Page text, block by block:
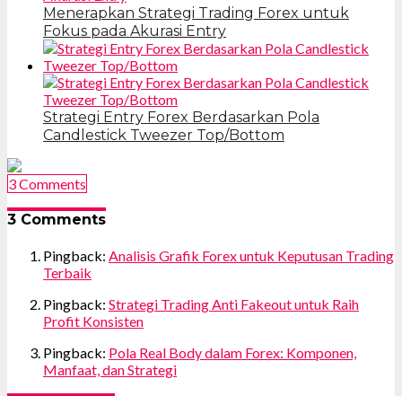
Menerapkan Strategi Trading Forex untuk
Fokus pada Akurasi Entry
Strategi Entry Forex Berdasarkan Pola
Candlestick Tweezer Top/Bottom
3 Comments
3 Comments
Pingback: Analisis Grafik Forex untuk Keputusan Trading
Terbaik
Pingback: Strategi Trading Anti Fakeout untuk Raih
Profit Konsisten
Pingback: Pola Real Body dalam Forex: Komponen,
Manfaat, dan Strategi